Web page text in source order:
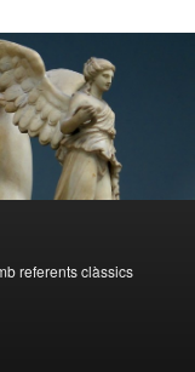
referents clàssics